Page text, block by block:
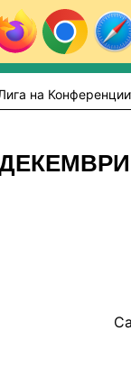
в сайта
ВИДЕО
на
ДЕКЕМВРИ